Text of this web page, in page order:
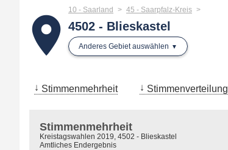
place
10 - Saarland 45 - Saarpfalz-Kreis
4502 - Blieskastel
Anderes Gebiet auswählen
Stimmenmehrheit Stimmenverteilung
Stimmenmehrheit
Kreistagswahlen 2019, 4502 - Blieskastel
Amtliches Endergebnis